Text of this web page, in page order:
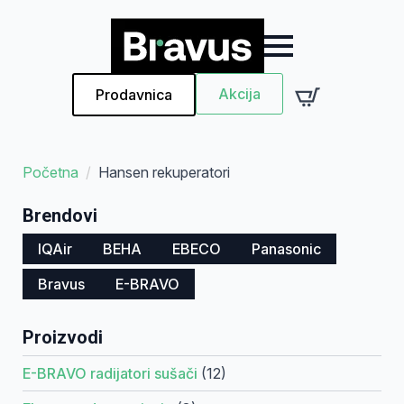
Prodavnica Akcija
Početna Hansen rekuperatori
Brendovi
IQAir BEHA EBECO
Panasonic
Bravus
E-BRAVO
Proizvodi
E-BRAVO radijatori sušači (12)